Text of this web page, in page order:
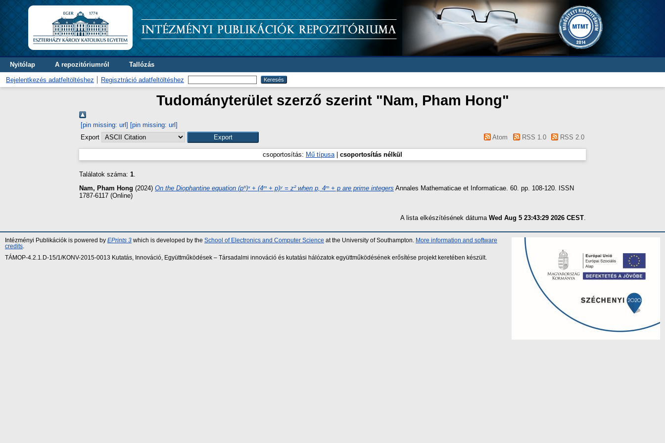
Nyitólap A repozitóriumról Tallózás
Bejelentkezés adatfeltöltéshez Regisztráció adatfeltöltéshez
Tudományterület szerző szerint "Nam, Pham Hong"
[pin missing: url] [pin missing: url]
Export
Atom RSS 1.0 RSS 2.0
csoportosítás: Mű típusa| csoportosítás nélkül
Találatok száma: 1.
Nam, Pham Hong (2024) On the Diophantine equation (pⁿ)ˣ + (4ᵐ + p)ʸ = z² when p, 4ᵐ + p are prime integers Annales Mathematicae et Informaticae. 60. pp. 108-120. ISSN
1787-6117 (Online)
A lista elkészítésének dátuma Wed Aug 5 23:43:29 2026 CEST
Intézményi Publikációk is powered by EPrints 3 which is developed by the School of Electronics and Computer Science at the University of Southampton.
More information and software
credits
TÁMOP-4.2.1.D-15/1/KONV-2015-0013 Kutatás, Innováció, Együttműködések – Társadalmi innováció és kutatási hálózatok együttműködésének erősítése projekt keretében készült.